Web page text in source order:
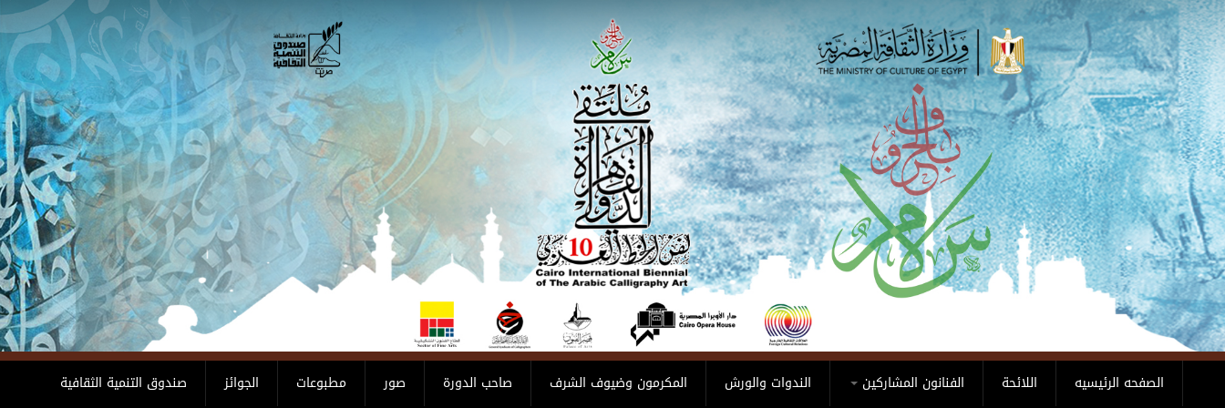
Skip to main content
صندوق التنمية الثقافية الجوائز مطبوعات صور صاحب الدورة المكرمون وضيوف الشرف الندوات والورش الفنانون المشاركين اللائحة الصفحه الرئيسيه